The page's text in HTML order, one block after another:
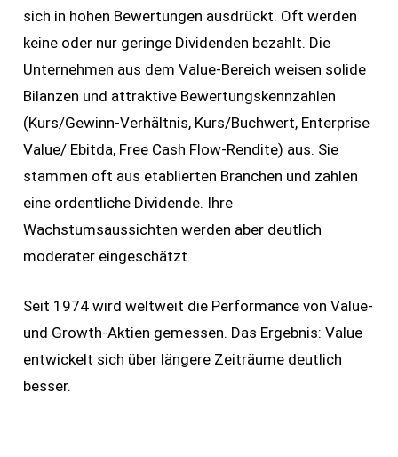
sich in hohen Bewertungen ausdrückt. Oft werden
keine oder nur geringe Dividenden bezahlt. Die
Unternehmen aus dem Value-Bereich weisen solide
Bilanzen und attraktive Bewertungskennzahlen
(Kurs/Gewinn-Verhältnis, Kurs/Buchwert, Enterprise
Value/ Ebitda, Free Cash Flow-Rendite) aus. Sie
stammen oft aus etablierten Branchen und zahlen
eine ordentliche Dividende. Ihre
Wachstumsaussichten werden aber deutlich
moderater eingeschätzt.
Seit 1974 wird weltweit die Performance von Value-
und Growth-Aktien gemessen. Das Ergebnis: Value
entwickelt sich über längere Zeiträume deutlich
besser.